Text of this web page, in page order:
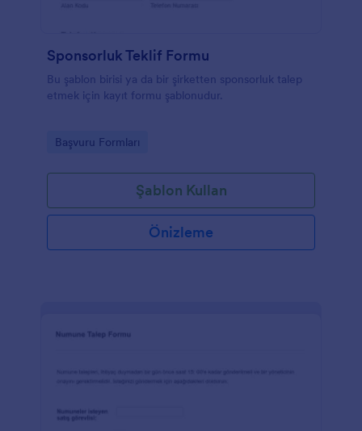
Sponsorluk Teklif Formu
Bu şablon birisi ya da bir şirketten sponsorluk talep
etmek için kayıt formu şablonudur.
Go to Category:
Başvuru Formları
Şablon Kullan
Önizleme